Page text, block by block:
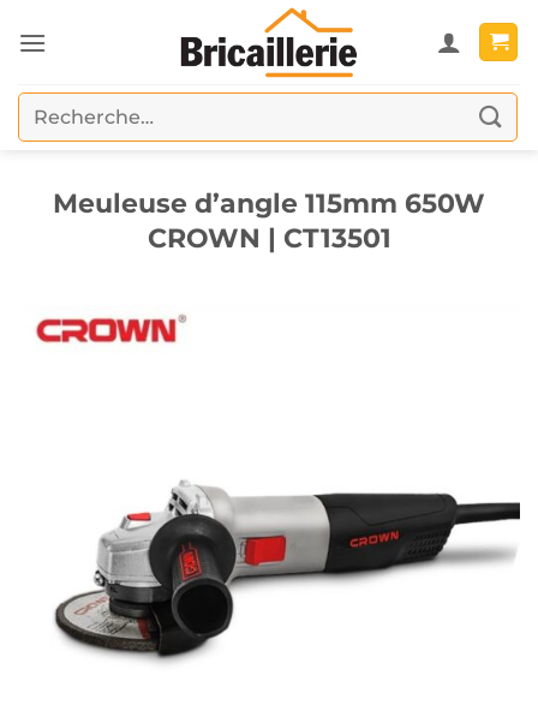
au
Recherche
pour :
Meuleuse d’angle 115mm 650W
CROWN | CT13501